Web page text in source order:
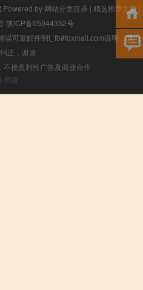
Powered by 网站分类目录 | 精选推荐文章 |
陕ICP备05044352号
误可发邮件到f_fb#foxmail.com说明，我们
正，谢谢
接盈利性广告及商业合作
男孩